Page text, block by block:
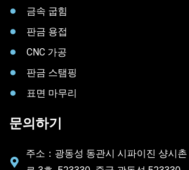
금속 굽힘
판금 용접
CNC 가공
판금 스탬핑
표면 마무리
문의하기
주소：광동성 동관시 시파이진 샹시